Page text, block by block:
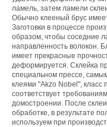
ламель, затем ламели
Обычно клееный брус
Заготовки в процессе
образом, чтобы соседние
направленность волокон.
имеет прекрасные
деформируется. Склейка
специальном прессе,
клеями "Akzo Nobel", класс
соответствует
домостроении. После
обработке, в результате
используем при